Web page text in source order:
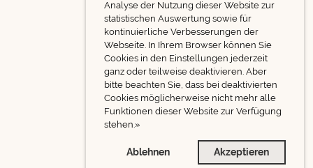
Analyse der Nutzung dieser Website zur
statistischen Auswertung sowie für
kontinuierliche Verbesserungen der
Webseite. In Ihrem Browser können Sie
Cookies in den Einstellungen jederzeit
ganz oder teilweise deaktivieren. Aber
bitte beachten Sie, dass bei deaktivierten
Cookies möglicherweise nicht mehr alle
Funktionen dieser Website zur Verfügung
stehen.»
Ablehnen Akzeptieren